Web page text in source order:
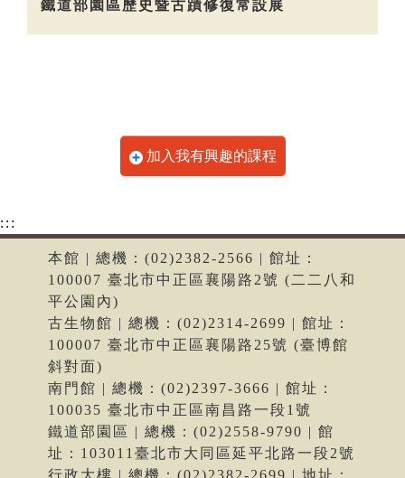
鐵道部園區歷史暨古蹟修復常設展
加入我有興趣的課程
:::
本館 | 總機：(02)2382-2566 | 館址：
100007 臺北市中正區襄陽路2號 (二二八和
平公園內)
古生物館 | 總機：(02)2314-2699 | 館址：
100007 臺北市中正區襄陽路25號 (臺博館
斜對面)
南門館 | 總機：(02)2397-3666 | 館址：
100035 臺北市中正區南昌路一段1號
鐵道部園區 | 總機：(02)2558-9790 | 館
址：103011臺北市大同區延平北路一段2號
行政大樓 | 總機：(02)2382-2699 | 地址：